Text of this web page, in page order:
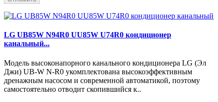
LG UB85W N94R0 UU85W U74R0 кондиционер
канальный...
Модель высоконапорного канального кондиционера LG (Эл
Джи) UB-W N-R0 укомплектована высокоэффективным
дренажным насосом и современной автоматикой, поэтому
самостоятельно отводит скопившийся к..